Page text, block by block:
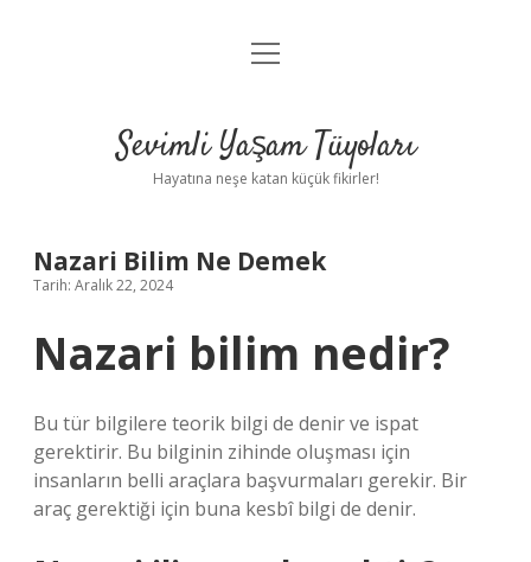
Anasayfa
Yasal Uyarı
menüyü
Sevimli Yaşam Tüyoları
Hayatına neşe katan küçük fikirler!
Nazari Bilim Ne Demek
Tarih: Aralık 22, 2024
Nazari bilim nedir?
Bu tür bilgilere teorik bilgi de denir ve ispat
gerektirir. Bu bilginin zihinde oluşması için
insanların belli araçlara başvurmaları gerekir. Bir
araç gerektiği için buna kesbî bilgi de denir.